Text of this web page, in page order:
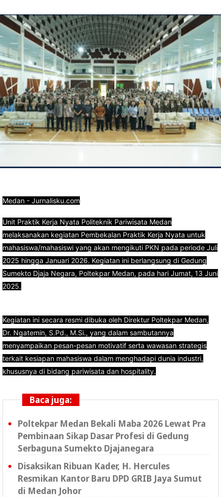
Medan - Jurnalisku.com
Unit Praktik Kerja Nyata Politeknik Pariwisata Medan
melaksanakan kegiatan Pembekalan Praktik Kerja Nyata untuk
mahasiswa/mahasiswi yang akan mengikuti PKN pada periode Juli
2025 hingga Januari 2026. Kegiatan ini berlangsung di Gedung
Sumekto Djaja Negara, Poltekpar Medan, pada hari Jumat, 13 Juni
2025.
Kegiatan ini secara resmi dibuka oleh Direktur Poltekpar Medan,
Dr. Ngatemin, S.Pd., M.Si., yang dalam sambutannya
menyampaikan pesan-pesan motivatif serta wawasan strategis
terkait kesiapan mahasiswa dalam menghadapi dunia industri,
khususnya di bidang pariwisata dan hospitality.
Baca juga:
Poltekpar Medan Bekali Maba 2026 Lewat Pra
Pembinaan Sikap Dasar Profesi di Gedung
Serbaguna Sumekto Djajanegara
Disaksikan Ribuan Kader, H. Hercules
Resmikan Kantor Baru DPD GRIB Jaya Sumut
di Medan Johor